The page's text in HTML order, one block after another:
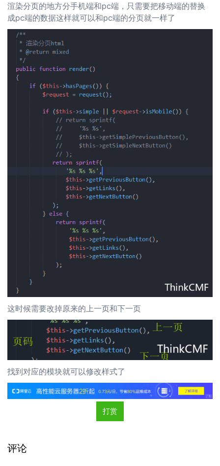
渲染分页的地方分手机端和pc端，只需要把移动端的替换
成pc端的数据这样就可以和pc端的分页就一样了
这时候需要改掉原来的上一页和下一页
找到对应的模块就可以修改样式了
打赏
评论